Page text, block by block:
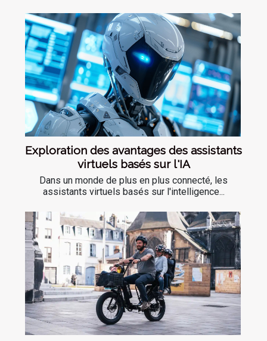
Exploration des avantages des assistants
virtuels basés sur l'IA
Dans un monde de plus en plus connecté, les
assistants virtuels basés sur l'intelligence...